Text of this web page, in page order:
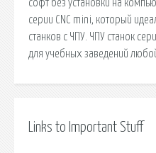
софт без установки на
серии CNC mini, который
станков с ЧПУ. ЧПУ станок
для учебных заведений
Links to Important Stuff